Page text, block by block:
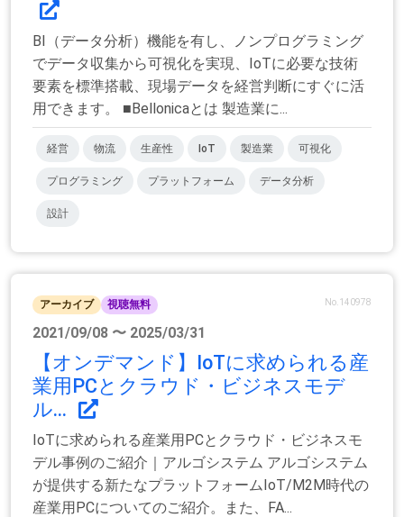
BI（データ分析）機能を有し、ノンプログラミング
でデータ収集から可視化を実現、IoTに必要な技術
要素を標準搭載、現場データを経営判断にすぐに活
用できます。 ■Bellonicaとは 製造業に...
経営 物流 生産性 IoT 製造業 可視化
プログラミング プラットフォーム データ分析
設計
アーカイブ 視聴無料 No.140978
2021/09/08 〜 2025/03/31
【オンデマンド】IoTに求められる産
業用PCとクラウド・ビジネスモデ
ル...
IoTに求められる産業用PCとクラウド・ビジネスモ
デル事例のご紹介｜アルゴシステム アルゴシステム
が提供する新たなプラットフォームIoT/M2M時代の
産業用PCについてのご紹介。また、FA...